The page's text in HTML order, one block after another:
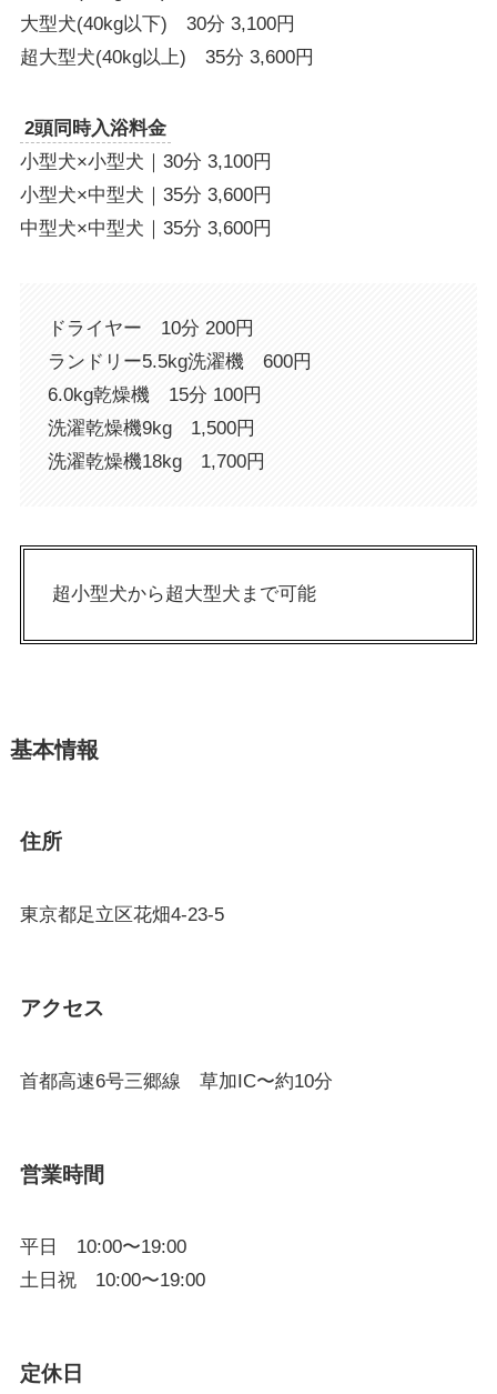
大型犬(40kg以下) 30分 3,100円
超大型犬(40kg以上) 35分 3,600円
2頭同時入浴料金
小型犬×小型犬｜30分 3,100円
小型犬×中型犬｜35分 3,600円
中型犬×中型犬｜35分 3,600円
ドライヤー 10分 200円
ランドリー5.5kg洗濯機 600円
6.0kg乾燥機 15分 100円
洗濯乾燥機9kg 1,500円
洗濯乾燥機18kg 1,700円
超小型犬から超大型犬まで可能
基本情報
住所
東京都足立区花畑4-23-5
アクセス
首都高速6号三郷線 草加IC〜約10分
営業時間
平日 10:00〜19:00
土日祝 10:00〜19:00
定休日